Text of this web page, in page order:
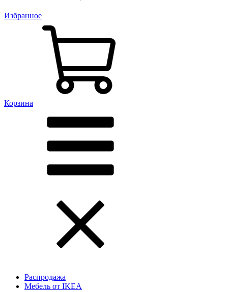
Избранное
Корзина
Распродажа
Мебель от IKEA